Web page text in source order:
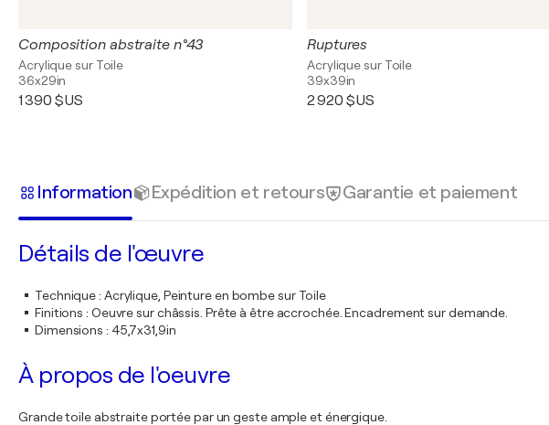
Composition abstraite n°43
Acrylique sur Toile
36x29in
1 390 $US
Ruptures
Acrylique sur Toile
39x39in
2 920 $US
Information Expédition et retours Garantie et paiement
Détails de l'œuvre
Technique: Acrylique, Peinture en bombe sur Toile
Finitions : Oeuvre sur châssis. Prête à être accrochée. Encadrement sur demande.
Dimensions : 45,7x31,9in
À propos de l'oeuvre
Grande toile abstraite portée par un geste ample et énergique.